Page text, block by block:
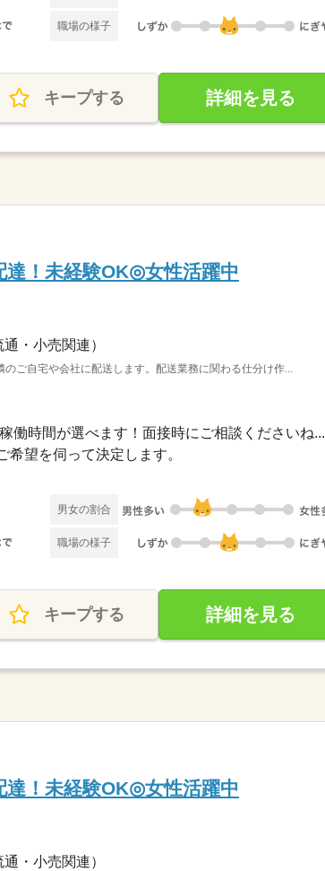
職場の様子
キープする 詳細を見る
！未経験OK◎女性活躍中
通・小売関連）
ご自宅や会社に配送します。配送業務に関わる仕分け作...
働時間が選べます！面接時にご相談くださいね...
希望を伺って決定します。
男女の割合
職場の様子
キープする 詳細を見る
！未経験OK◎女性活躍中
通・小売関連）